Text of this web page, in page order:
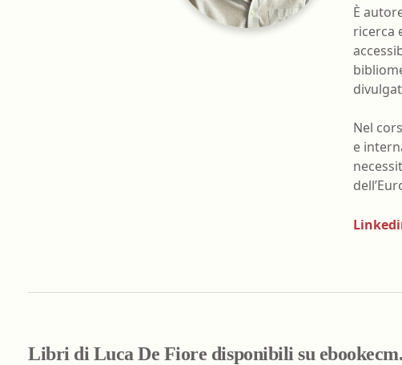
Farmacia ospedaliera
È
ricerca
Nel
e
Libri di Luca De Fiore disponibili su